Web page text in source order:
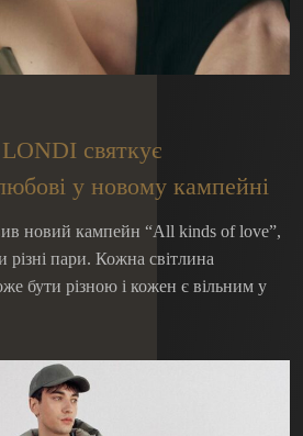
святкує
у новому кампейні
новий кампейн “All kinds of love”,
різні пари. Кожна світлина
бути різною і кожен є вільним у